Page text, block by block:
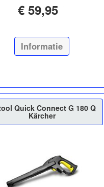
€ 59,95
Informatie
Quick Connect G 180 Q
Kärcher